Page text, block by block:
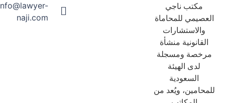
مكتب ناجي
للمحاماة
والاستشارات
منشأة
ومسجلة
لدى الهيئة
السعودية
ويُعد من
info@lawyer-
naji.com